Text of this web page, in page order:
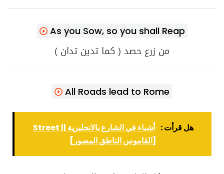
As you Sow, so you shall Reap
من زرع حصد ( كما تدين تدان )
All Roads lead to Rome
هل قرأت :
أشياء في الشارع بالانجليزية || Street
[القاموس الناطق المصور]